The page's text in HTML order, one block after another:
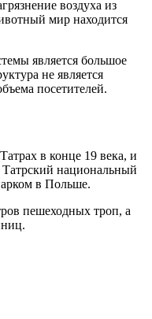
воздуха из
мир находится
является большое
не является
посетителей.
в конце 19 века, и
национальный
в Польше.
пешеходных троп, а